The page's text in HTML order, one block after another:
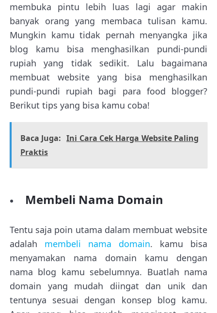
membuka pintu lebih luas lagi agar makin
banyak orang yang membaca tulisan kamu.
Mungkin kamu tidak pernah menyangka jika
blog kamu bisa menghasilkan pundi-pundi
rupiah yang tidak sedikit. Lalu bagaimana
membuat website yang bisa menghasilkan
pundi-pundi rupiah bagi para food blogger?
Berikut tips yang bisa kamu coba!
Baca Juga: Ini Cara Cek Harga Website Paling
Praktis
Membeli Nama Domain
Tentu saja poin utama dalam membuat website
adalah membeli nama domain. kamu bisa
menyamakan nama domain kamu dengan
nama blog kamu sebelumnya. Buatlah nama
domain yang mudah diingat dan unik dan
tentunya sesuai dengan konsep blog kamu.